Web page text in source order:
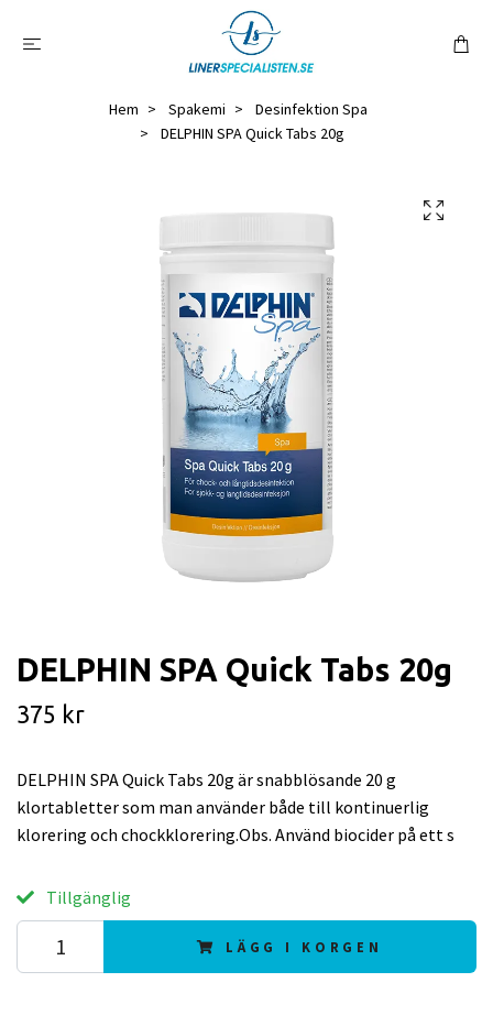
Hem Spakemi
Desinfektion Spa
DELPHIN SPA Quick Tabs 20g
DELPHIN SPA Quick Tabs 20g
375 kr
DELPHIN SPA Quick Tabs 20g är snabblösande 20 g
klortabletter som man använder både till kontinuerlig
klorering och chockklorering.Obs. Använd biocider på ett s
Tillgänglig
LÄGG I KORGEN